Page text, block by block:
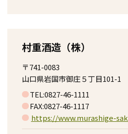
村重酒造（株）
〒741-0083
山口県岩国市御庄５丁目101-1
TEL:0827-46-1111
FAX:0827-46-1117
https://www.murashige-